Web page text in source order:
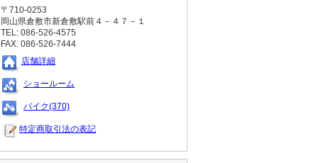
〒710-0253
岡山県倉敷市新倉敷駅前４－４７－１
TEL: 086-526-4575
FAX: 086-526-7444
店舗詳細
ショールーム
バイク(370)
特定商取引法の表記